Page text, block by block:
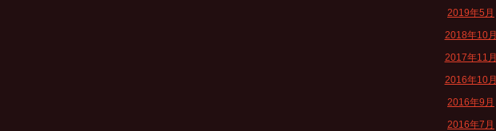
2019年5月
2018年10月
2017年11月
2016年10月
2016年9月
2016年7月